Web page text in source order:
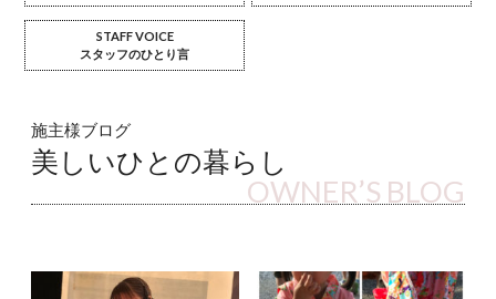
STAFF VOICE
スタッフのひとり言
施主様ブログ
美しいひとの暮らし
OWNER’S BLOG